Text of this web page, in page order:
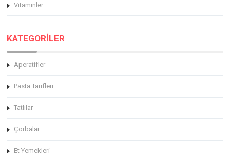
Vitaminler
KATEGORİLER
Aperatifler
Pasta Tarifleri
Tatlılar
Çorbalar
Et Yemekleri